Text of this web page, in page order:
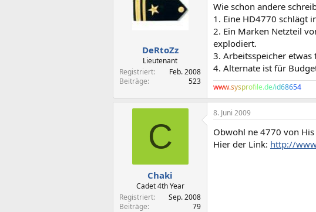
DeRtoZz
Lieutenant
Registriert
Feb. 2008
Beiträge
523
Wie schon andere
1. Eine HD4770 schlägt
2. Ein Marken Netzteil
explodiert.
3. Arbeitsspeicher
4. Alternate ist für
www.sysprofle.de/id68654
C
Chaki
Cadet 4th Year
Registriert
Sep. 2008
Beiträge
79
8. Juni 2009
Obwohl ne 4770 von
Hier der Link: http://